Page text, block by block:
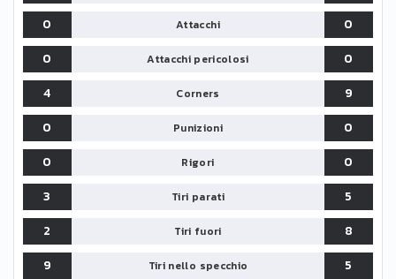
0
Attacchi
0
0
Attacchi pericolosi
0
4
Corners
9
0
Punizioni
0
0
Rigori
0
3
Tiri parati
5
2
Tiri fuori
8
9
Tiri nello specchio 5